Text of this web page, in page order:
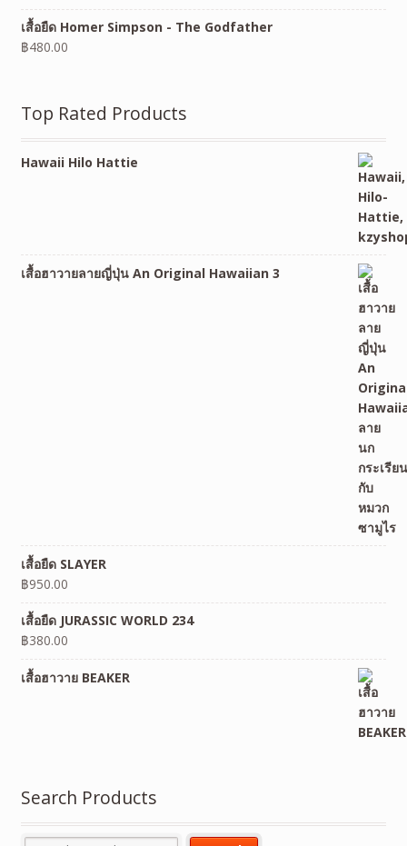
เสื้อยืด Homer Simpson - The Godfather
฿480.00
Top Rated Products
Hawaii Hilo Hattie
เสื้อฮาวายลายญี่ปุ่น An Original Hawaiian 3
เสื้อยืด SLAYER
฿950.00
เสื้อยืด JURASSIC WORLD 234
฿380.00
เสื้อฮาวาย BEAKER
Search Products